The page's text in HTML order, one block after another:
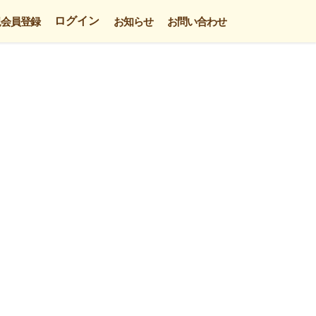
員登録 ログイン お知らせ お問い合わせ